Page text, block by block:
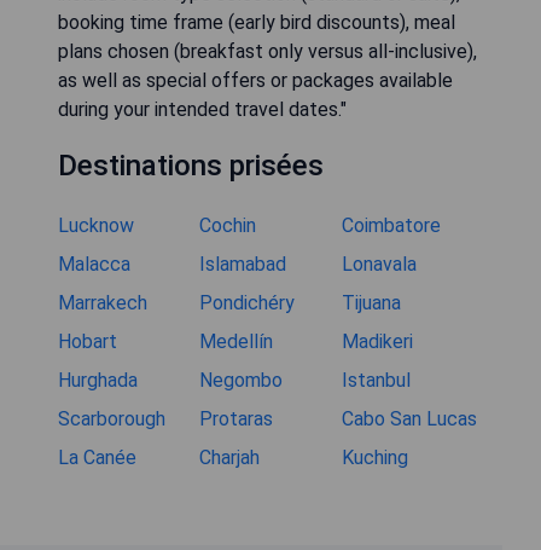
booking time frame (early bird discounts), meal
plans chosen (breakfast only versus all-inclusive),
as well as special offers or packages available
during your intended travel dates."
Destinations prisées
Lucknow Cochin
Coimbatore
Malacca
Islamabad
Lonavala
Marrakech
Pondichéry
Tijuana
Hobart
Medellín
Madikeri
Hurghada
Negombo
Istanbul
Scarborough
Protaras
Cabo San Lucas
La Canée
Charjah Kuching